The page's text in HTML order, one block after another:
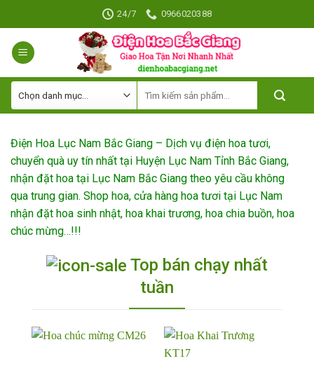
to
content
24/7 0966020388
Điện Hoa Lục Nam Bắc Giang – Dịch vụ điện hoa tươi,
chuyển quà uy tín nhất tại Huyện Lục Nam Tỉnh Bắc Giang,
nhận đặt hoa tại Lục Nam Bắc Giang theo yêu cầu không
qua trung gian. Shop hoa, cửa hàng hoa tươi tại Lục Nam
nhận đặt hoa sinh nhật, hoa khai trương, hoa chia buồn, hoa
chúc mừng…!!!
Top bán chạy nhất
tuần